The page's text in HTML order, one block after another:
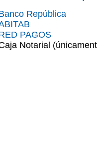
República
PAGOS
Notarial